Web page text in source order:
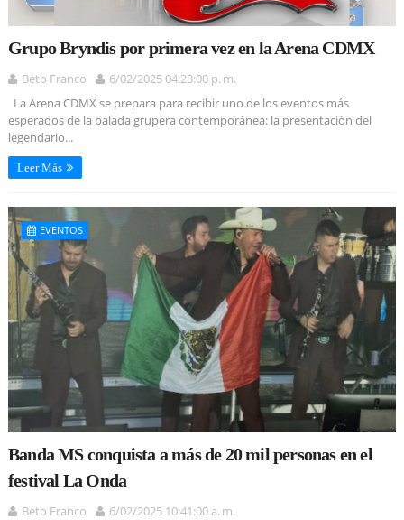
Grupo Bryndis por primera vez en la Arena CDMX
Beto Franco
6/02/2025 04:23:00 p. m.
La Arena CDMX se prepara para recibir uno de los eventos más
esperados de la balada grupera contemporánea: la presentación del
legendario...
Leer Más
EVENTOS
Banda MS conquista a más de 20 mil personas en el
festival La Onda
Beto Franco
6/02/2025 10:41:00 a. m.